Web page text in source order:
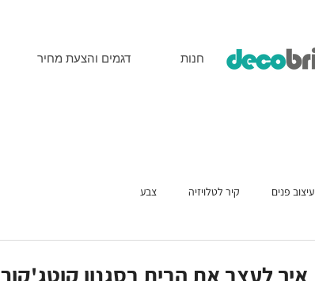
חנות דגמים והצעת מחיר
עיצוב פנים קיר לטלויזיה צבע
איך לעצב את הבית בסגנון קוטג'קור